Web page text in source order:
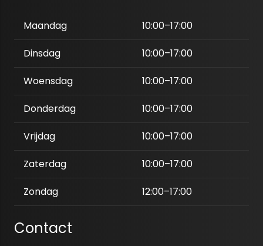
Maandag 10:00–17:00
Dinsdag 10:00–17:00
Woensdag 10:00–17:00
Donderdag 10:00–17:00
Vrijdag 10:00–17:00
Zaterdag 10:00–17:00
Zondag 12:00–17:00
Contact